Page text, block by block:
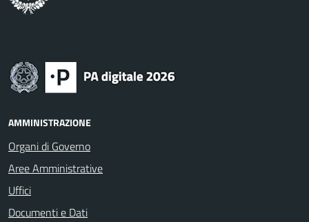
AMMINISTRAZIONE
Organi di Governo
Aree Amministrative
Uffici
Documenti e Dati